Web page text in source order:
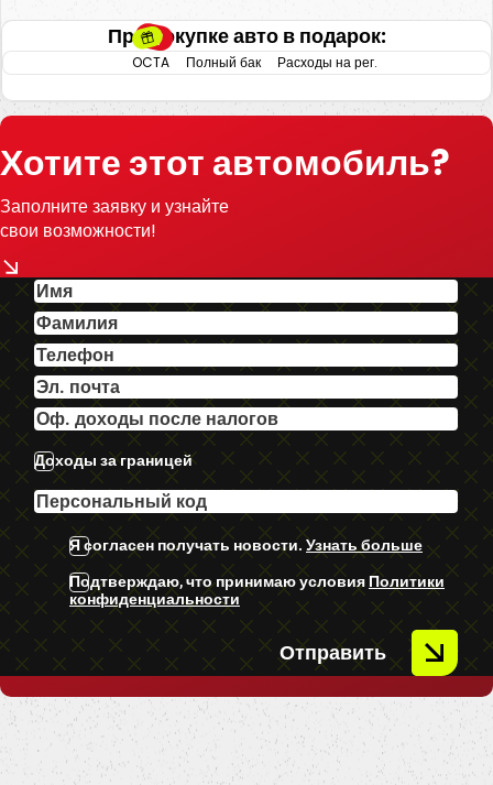
При покупке авто в подарок:
Расходы на рег.
Полный бак
OCTA
-El. Regulējamas prieksējas
sēdveitas.
-Automatiskā atrumkarba.
-El. Atverams bagažneiks.
-2 Atslēgas.
-Bluetooth.
-Viegletāla diski.
-Dalīta klimata kontrole.
U.C Ekstras.
Хотите этот автомобиль?
Заполните заявку и узнайте
свои возможности!
Доходы за границей
Я согласен получать новости. Узнать больше
Подтверждаю, что принимаю условия Политики
конфиденциальности
Отправить